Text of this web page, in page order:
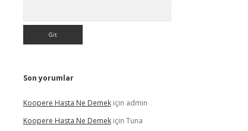
Son yorumlar
Koopere Hasta Ne Demekiçin admin
Koopere Hasta Ne Demekiçin Tuna